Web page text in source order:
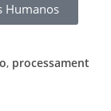
Humanos
, processament